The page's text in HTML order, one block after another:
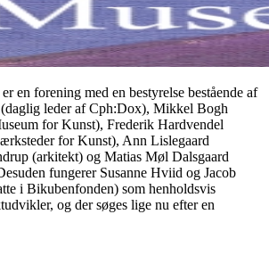
en forening med en bestyrelse bestående af
leder af Cph:Dox), Mikkel Bogh
for Kunst), Frederik Hardvendel
for Kunst), Ann Lislegaard
(arkitekt) og Matias Møl Dalsgaard
fungerer Susanne Hviid og Jacob
i Bikubenfonden) som henholdsvis
og der søges lige nu efter en